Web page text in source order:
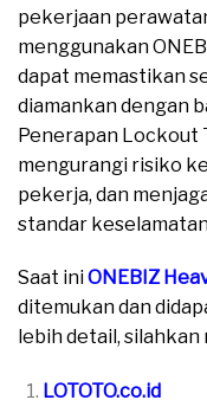
pekerjaan
menggunakan
dapat memastikan
diamankan dengan
Penerapan Lockout
mengurangi risiko
pekerja, dan
standar
Saat iniONEBIZ
ditemukan dan
lebih detail,
LOTOTO.co.id